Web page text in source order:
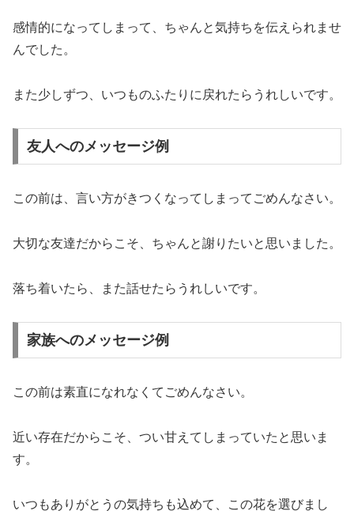
感情的になってしまって、ちゃんと気持ちを伝えられませ
んでした。
また少しずつ、いつものふたりに戻れたらうれしいです。
友人へのメッセージ例
この前は、言い方がきつくなってしまってごめんなさい。
大切な友達だからこそ、ちゃんと謝りたいと思いました。
落ち着いたら、また話せたらうれしいです。
家族へのメッセージ例
この前は素直になれなくてごめんなさい。
近い存在だからこそ、つい甘えてしまっていたと思いま
す。
いつもありがとうの気持ちも込めて、この花を選びまし